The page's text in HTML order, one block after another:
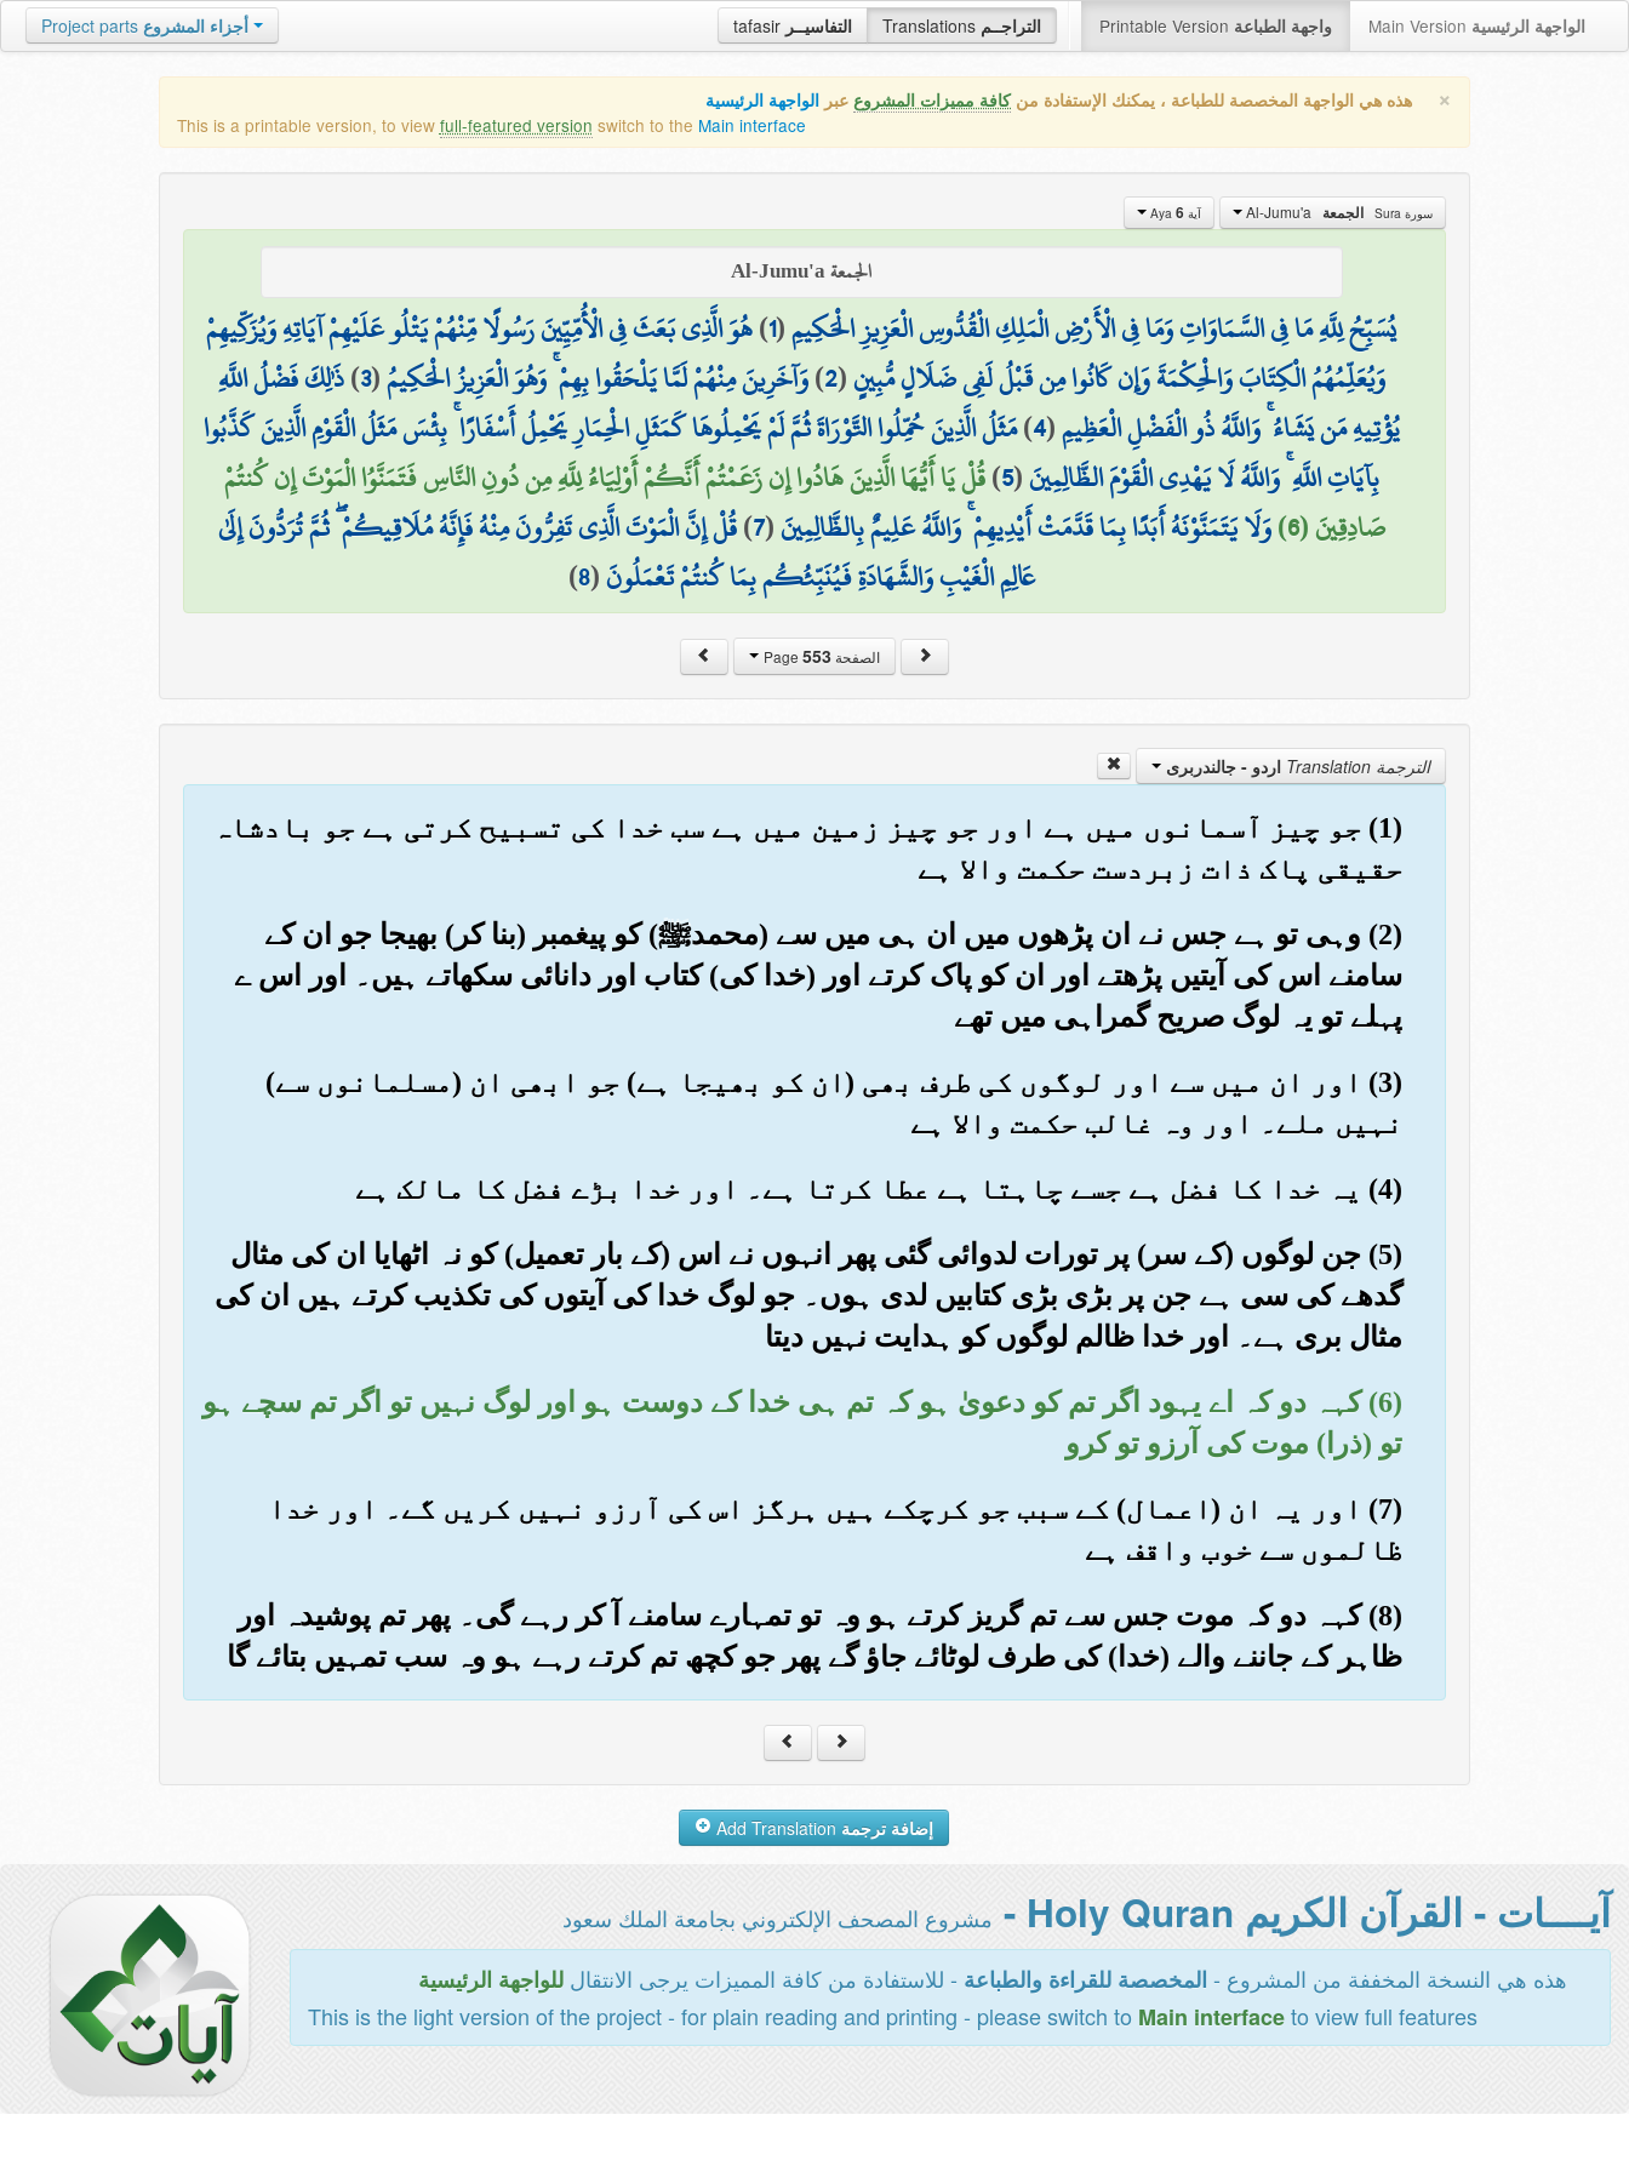
tafasir التفاسيــر Translations التراجــم Printable Version واجهة الطباعة Main Version الواجهة الرئيسية Project parts أجزاء المشروع
× هذه هي الواجهة المخصصة للطباعة ، يمكنك الإستفادة منكافة مميزات المشروع عبر الواجهة الرئيسية
This is a printable version, to view full-featured version switch to the Main interface
سورة Sura الجمعة آية Aya 6
الجمعة Al-Jumu'a
يُسَبِّحُ لِلَّهِ مَا فِي السَّمَاوَاتِ وَمَا فِي الْأَرْضِ الْمَلِكِ الْقُدُّوسِ الْعَزِيزِ الْحَكِيمِ(
1
)هُوَ الَّذِي بَعَثَ فِي الْأُمِّيِّينَ رَسُولًا مِّنْهُمْ يَتْلُو عَلَيْهِمْ آيَاتِهِ وَيُزَكِّيهِمْ
وَيُعَلِّمُهُمُ الْكِتَابَ وَالْحِكْمَةَ وَإِن كَانُوا مِن قَبْلُ لَفِي ضَلَالٍ مُّبِينٍ(
2
)وَآخَرِينَ مِنْهُمْ لَمَّا يَلْحَقُوا بِهِمْ ۚ وَهُوَ الْعَزِيزُ الْحَكِيمُ(
3
)ذَٰلِكَ فَضْلُ اللَّهِ
يُؤْتِيهِ مَن يَشَاءُ ۚ وَاللَّهُ ذُو الْفَضْلِ الْعَظِيمِ(
4
)مَثَلُ الَّذِينَ حُمِّلُوا التَّوْرَاةَ ثُمَّ لَمْ يَحْمِلُوهَا كَمَثَلِ الْحِمَارِ يَحْمِلُ أَسْفَارًا ۚ بِئْسَ مَثَلُ الْقَوْمِ الَّذِينَ كَذَّبُوا
بِآيَاتِ اللَّهِ ۚ وَاللَّهُ لَا يَهْدِي الْقَوْمَ الظَّالِمِينَ(
5
)قُلْ يَا أَيُّهَا الَّذِينَ هَادُوا إِن زَعَمْتُمْ أَنَّكُمْ أَوْلِيَاءُ لِلَّهِ مِن دُونِ النَّاسِ فَتَمَنَّوُا الْمَوْتَ إِن كُنتُمْ
صَادِقِينَ (6) وَلَا يَتَمَنَّوْنَهُ أَبَدًا بِمَا قَدَّمَتْ أَيْدِيهِمْ ۚ وَاللَّهُ عَلِيمٌ بِالظَّالِمِينَ(
7
)قُلْ إِنَّ الْمَوْتَ الَّذِي تَفِرُّونَ مِنْهُ فَإِنَّهُ مُلَاقِيكُمْ ۖ ثُمَّ تُرَدُّونَ إِلَىٰ
عَالِمِ الْغَيْبِ وَالشَّهَادَةِ فَيُنَبِّئُكُم بِمَا كُنتُمْ تَعْمَلُونَ(
8
)
الصفحة Page553
الترجمة Translation اردو - جالندربرى
(1) جو چیز آسمانوں میں ہے اور جو چیز زمین میں ہے سب خدا کی تسبیح کرتی ہے جو بادشاہ
حقیقی پاک ذات زبردست حکمت والا ہے
(2) وہی تو ہے جس نے ان پڑھوں میں ان ہی میں سے (محمدﷺ) کو پیغمبر (بنا کر) بھیجا جو ان کے
سامنے اس کی آیتیں پڑھتے اور ان کو پاک کرتے اور (خدا کی) کتاب اور دانائی سکھاتے ہیں۔ اور اس ے
پہلے تو یہ لوگ صریح گمراہی میں تھے
(3) اور ان میں سے اور لوگوں کی طرف بھی (ان کو بھیجا ہے) جو ابھی ان (مسلمانوں سے)
نہیں ملے۔ اور وہ غالب حکمت والا ہے
(4) یہ خدا کا فضل ہے جسے چاہتا ہے عطا کرتا ہے۔ اور خدا بڑے فضل کا مالک ہے
(5) جن لوگوں (کے سر) پر تورات لدوائی گئی پھر انہوں نے اس (کے بار تعمیل) کو نہ اٹھایا ان کی مثال
گدھے کی سی ہے جن پر بڑی بڑی کتابیں لدی ہوں۔ جو لوگ خدا کی آیتوں کی تکذیب کرتے ہیں ان کی
مثال بری ہے۔ اور خدا ظالم لوگوں کو ہدایت نہیں دیتا
(6) کہہ دو کہ اے یہود اگر تم کو دعویٰ ہو کہ تم ہی خدا کے دوست ہو اور لوگ نہیں تو اگر تم سچے ہو
تو (ذرا) موت کی آرزو تو کرو
(7) اور یہ ان (اعمال) کے سبب جو کرچکے ہیں ہرگز اس کی آرزو نہیں کریں گے۔ اور خدا
ظالموں سے خوب واقف ہے
(8) کہہ دو کہ موت جس سے تم گریز کرتے ہو وہ تو تمہارے سامنے آ کر رہے گی۔ پھر تم پوشیدہ اور
ظاہر کے جاننے والے (خدا) کی طرف لوٹائے جاؤ گے پھر جو کچھ تم کرتے رہے ہو وہ سب تمہیں بتائے گا
إضافة ترجمة
آيــــات - القرآن الكريم Holy Quran - مشروع المصحف الإلكتروني بجامعة الملك سعود
هذه هي النسخة المخففة من المشروع - المخصصة للقراءة والطباعة - للاستفادة من كافة المميزات يرجى الانتقالللواجهة الرئيسية
This is the light version of the project - for plain reading and printing - please switch to Main interfaceto view full features